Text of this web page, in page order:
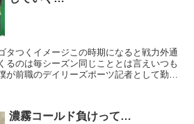
タつくイメージこの時期になると戦力外通
るのは毎シーズン同じこととは言えいつも
が前職のデイリーズポーツ記者として勤務
濃霧コールド負けって…